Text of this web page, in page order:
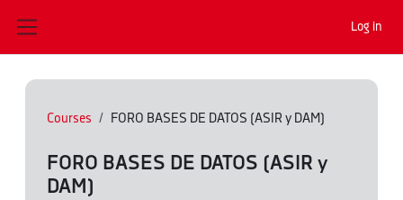
Log in
Courses FORO BASES DE DATOS (ASIR y DAM)
FORO BASES DE DATOS (ASIR y
DAM)